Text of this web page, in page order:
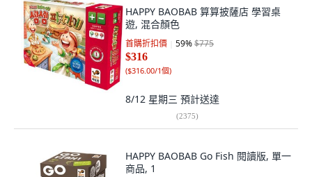
HAPPY BAOBAB 算算披薩店 學習桌
遊, 混合顏色
首購折扣價 59%$775
$316
($316.00/1個)
8/12 星期三 預計送達
(2375)
HAPPY BAOBAB Go Fish 閱讀版, 單一
商品, 1